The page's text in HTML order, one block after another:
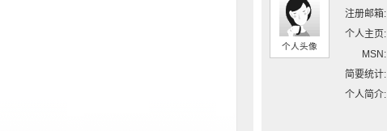
个人头像
注册邮箱:
个人主页:
MSN:
简要统计:
个人简介: